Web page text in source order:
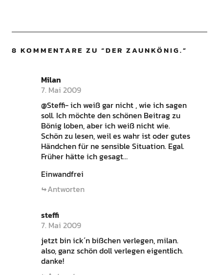
8 KOMMENTARE ZU “DER ZAUNKÖNIG.”
Milan
7. Mai 2009
@Steffi- ich weiß gar nicht , wie ich sagen
soll. Ich möchte den schönen Beitrag zu
Bönig loben, aber ich weiß nicht wie.
Schön zu lesen, weil es wahr ist oder gutes
Händchen für ne sensible Situation. Egal.
Früher hätte ich gesagt…
Einwandfrei
Antworten
steffi
7. Mai 2009
jetzt bin ick´n bißchen verlegen, milan.
also, ganz schön doll verlegen eigentlich.
danke!